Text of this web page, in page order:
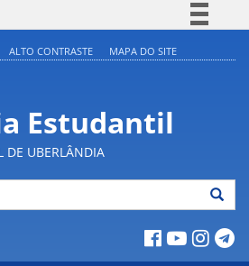
Acesso à informação
Legislação
Canais
ALTO CONTRASTE MAPA DO SITE
Estudantil
DE UBERLÂNDIA